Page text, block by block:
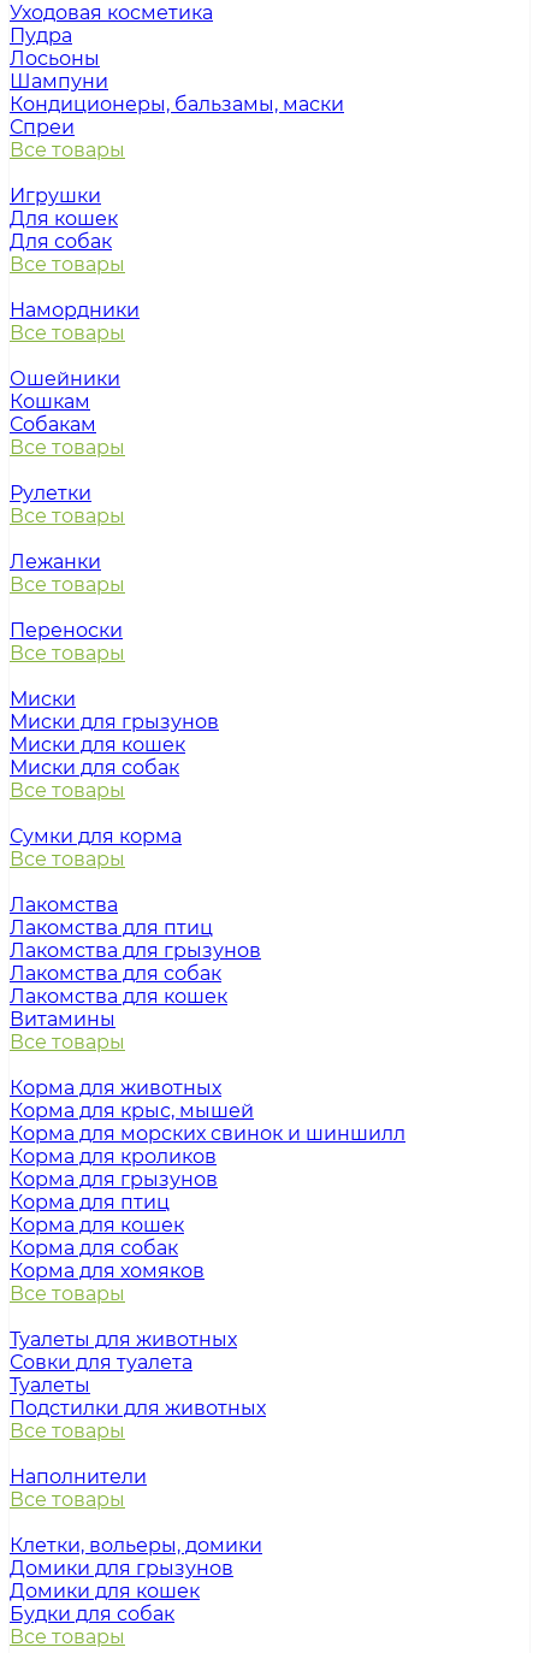
Уходовая косметика
Пудра
Лосьоны
Шампуни
Кондиционеры, бальзамы, маски
Спреи
Все товары
Игрушки
Для кошек
Для собак
Все товары
Намордники
Все товары
Ошейники
Кошкам
Собакам
Все товары
Рулетки
Все товары
Лежанки
Все товары
Переноски
Все товары
Миски
Миски для грызунов
Миски для кошек
Миски для собак
Все товары
Сумки для корма
Все товары
Лакомства
Лакомства для птиц
Лакомства для грызунов
Лакомства для собак
Лакомства для кошек
Витамины
Все товары
Корма для животных
Корма для крыс, мышей
Корма для морских свинок и шиншилл
Корма для кроликов
Корма для грызунов
Корма для птиц
Корма для кошек
Корма для собак
Корма для хомяков
Все товары
Туалеты для животных
Совки для туалета
Туалеты
Подстилки для животных
Все товары
Наполнители
Все товары
Клетки, вольеры, домики
Домики для грызунов
Домики для кошек
Будки для собак
Все товары